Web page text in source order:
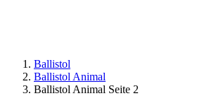
Ballistol
Ballistol Animal
Ballistol Animal Seite 2